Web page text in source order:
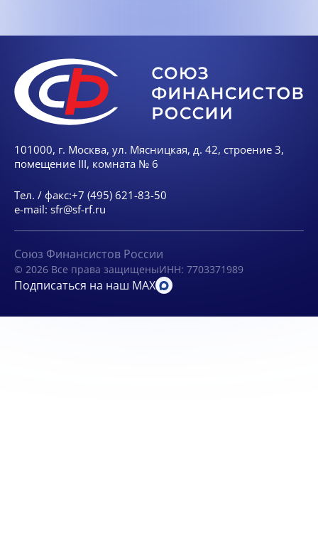
101000, г. Москва, ул. Мясницкая, д. 42, строение 3,
помещение III, комната № 6
Тел. / факс:+7 (495) 621-83-50
e-mail: sfr@sf-rf.ru
Союз Финансистов России
© 2026 Все права защищеныИНН: 7703371989
Подписаться на наш MAX